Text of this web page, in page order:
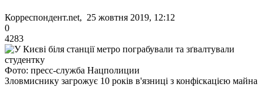
Корреспондент.net, 25 жовтня 2019, 12:12
0
4283
Фото: пресс-служба Нацполиции
Зловмиснику загрожує 10 років в'язниці з конфіскацією майна